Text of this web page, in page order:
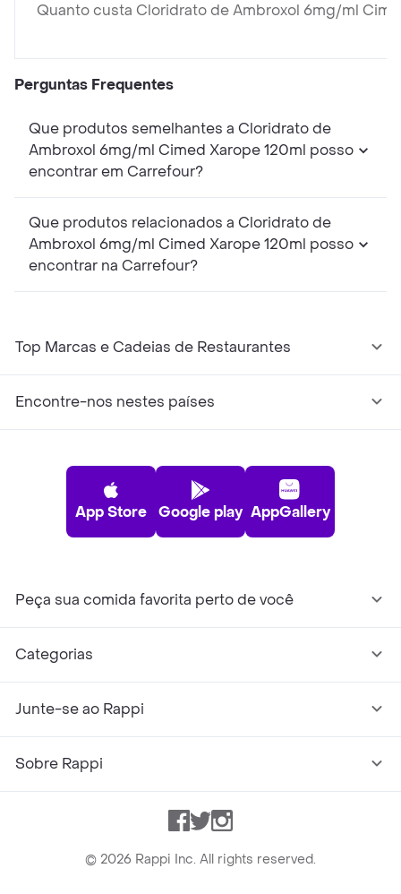
Quanto custa Cloridrato de Ambroxol 6mg/ml
Perguntas Frequentes
Que produtos semelhantes a Cloridrato de
Ambroxol 6mg/ml Cimed Xarope 120ml posso
encontrar em Carrefour?
Que produtos relacionados a Cloridrato de
Ambroxol 6mg/ml Cimed Xarope 120ml posso
encontrar na Carrefour?
Top Marcas e Cadeias de Restaurantes
Encontre-nos nestes países
App Store Google play AppGallery
Peça sua comida favorita perto de você
Categorias
Junte-se ao Rappi
Sobre Rappi
Facebook
TwitterInstagram
© 2026 Rappi Inc. All rights reserved.